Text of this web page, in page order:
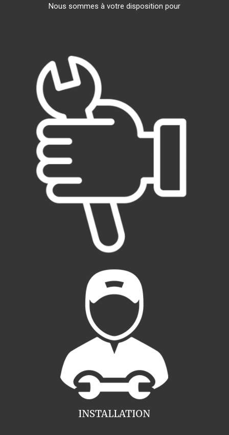
Nous sommes à votre disposition pour
INSTALLATION